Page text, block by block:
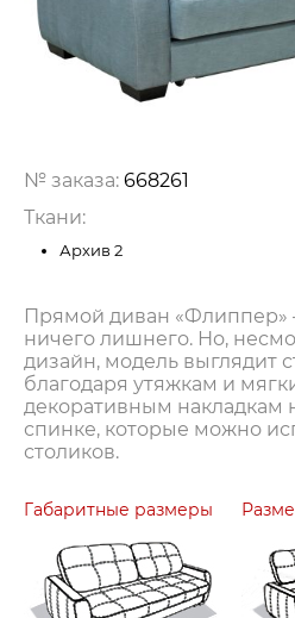
№ заказа: 668261
Ткани:
Архив 2
Прямой диван «Флиппер»
ничего лишнего. Но,
дизайн, модель выглядит
благодаря утяжкам и
декоративным накладкам
спинке, которые можно
столиков.
Габаритные размеры